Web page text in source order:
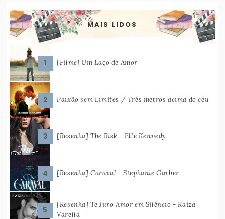
MAIS LIDOS
[Filme] Um Laço de Amor
Paixão sem Limites / Três metros acima do céu
[Resenha] The Risk - Elle Kennedy
[Resenha] Caraval - Stephanie Garber
[Resenha] Te Juro Amor em Silêncio - Raiza
Varella